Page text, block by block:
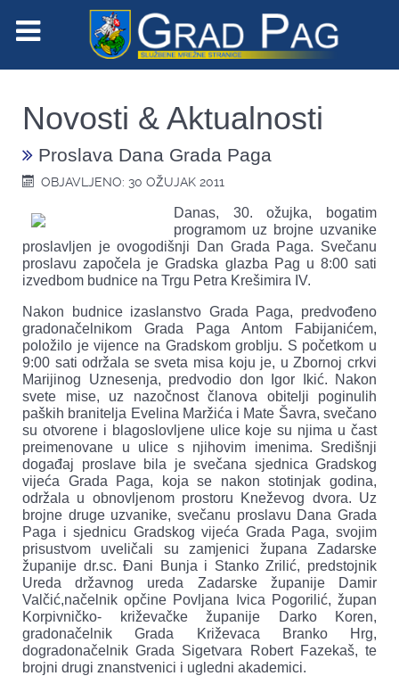
Novosti & Aktualnosti
Proslava Dana Grada Paga
OBJAVLJENO: 30 OŽUJAK 2011
Danas, 30. ožujka, bogatim
programom uz brojne uzvanike
proslavljen je ovogodišnji Dan Grada Paga. Svečanu
proslavu započela je Gradska glazba Pag u 8:00 sati
izvedbom budnice na Trgu Petra Krešimira IV.
Nakon budnice izaslanstvo Grada Paga, predvođeno
gradonačelnikom Grada Paga Antom Fabijanićem,
položilo je vijence na Gradskom groblju. S početkom u
9:00 sati održala se sveta misa koju je, u Zbornoj crkvi
Marijinog Uznesenja, predvodio don Igor Ikić. Nakon
svete mise, uz nazočnost članova obitelji poginulih
paških branitelja Evelina Maržića i Mate Šavra, svečano
su otvorene i blagoslovljene ulice koje su njima u čast
preimenovane u ulice s njihovim imenima. Središnji
događaj proslave bila je svečana sjednica Gradskog
vijeća Grada Paga, koja se nakon stotinjak godina,
održala u obnovljenom prostoru Kneževog dvora. Uz
brojne druge uzvanike, svečanu proslavu Dana Grada
Paga i sjednicu Gradskog vijeća Grada Paga, svojim
prisustvom uveličali su zamjenici župana Zadarske
županije dr.sc. Đani Bunja i Stanko Zrilić, predstojnik
Ureda državnog ureda Zadarske županije Damir
Valčić,načelnik opčine Povljana Ivica Pogorilić, župan
Korpivničko- križevačke županije Darko Koren,
gradonačelnik Grada Križevaca Branko Hrg,
dogradonačelnik Grada Sigetvara Robert Fazekaš, te
brojni drugi znanstvenici i ugledni akademici.